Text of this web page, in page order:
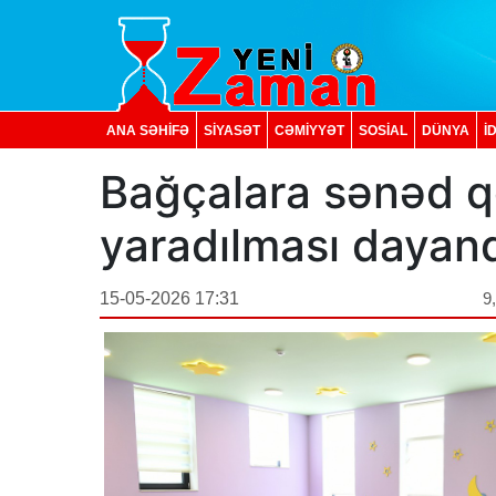
ANA SƏHİFƏ SİYASƏT CƏMİYYƏT SOSIAL DÜNYA
Bağçalara sənəd
yaradılması
15-05-2026 17:31